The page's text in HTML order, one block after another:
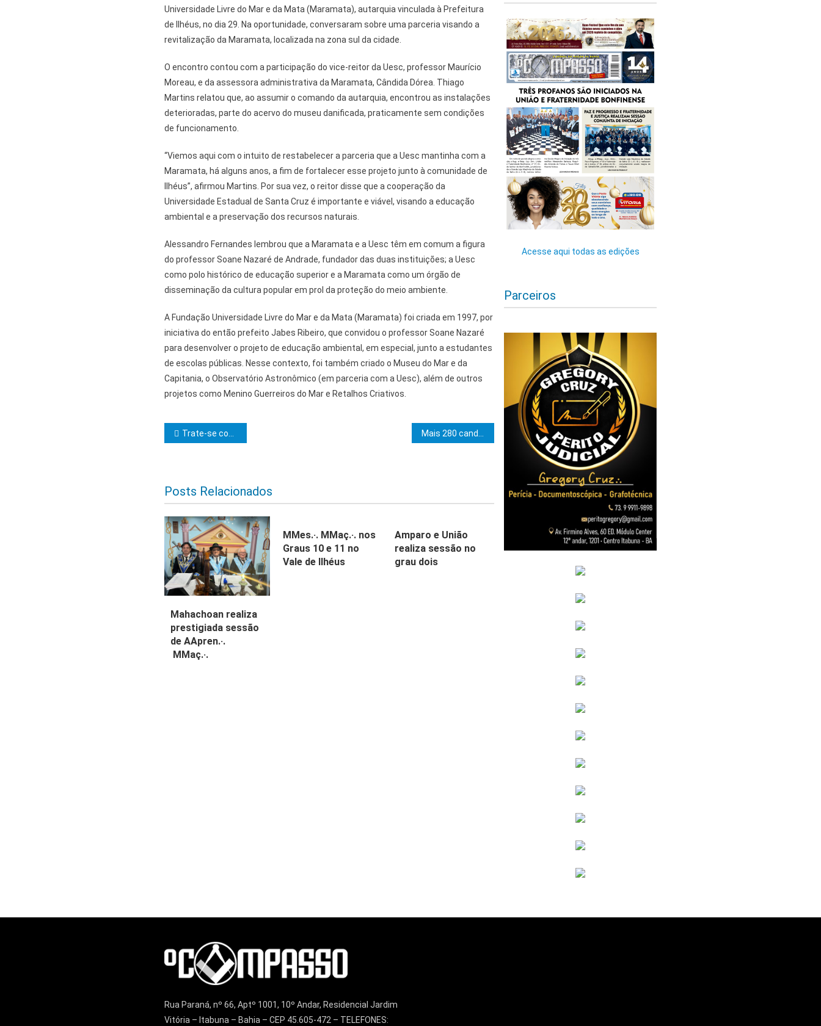
Universidade Livre do Mar e da Mata (Maramata), autarquia vinculada à Prefeitura
de Ilhéus, no dia 29. Na oportunidade, conversaram sobre uma parceria visando a
revitalização da Maramata, localizada na zona sul da cidade.
O encontro contou com a participação do vice-reitor da Uesc, professor Maurício
Moreau, e da assessora administrativa da Maramata, Cândida Dórea. Thiago
Martins relatou que, ao assumir o comando da autarquia, encontrou as instalações
deterioradas, parte do acervo do museu danificada, praticamente sem condições
de funcionamento.
“Viemos aqui com o intuito de restabelecer a parceria que a Uesc mantinha com a
Maramata, há alguns anos, a fim de fortalecer esse projeto junto à comunidade de
Ilhéus”, afirmou Martins. Por sua vez, o reitor disse que a cooperação da
Universidade Estadual de Santa Cruz é importante e viável, visando a educação
ambiental e a preservação dos recursos naturais.
Alessandro Fernandes lembrou que a Maramata e a Uesc têm em comum a figura
do professor Soane Nazaré de Andrade, fundador das duas instituições; a Uesc
como polo histórico de educação superior e a Maramata como um órgão de
disseminação da cultura popular em prol da proteção do meio ambiente.
A Fundação Universidade Livre do Mar e da Mata (Maramata) foi criada em 1997, por
iniciativa do então prefeito Jabes Ribeiro, que convidou o professor Soane Nazaré
para desenvolver o projeto de educação ambiental, em especial, junto a estudantes
de escolas públicas. Nesse contexto, foi também criado o Museu do Mar e da
Capitania, o Observatório Astronômico (em parceria com a Uesc), além de outros
projetos como Menino Guerreiros do Mar e Retalhos Criativos.
Navegação de Post
Trate-se com carinho
Posts Relacionados
Mahachoan realiza
prestigiada sessão
de AApren.·.
MMaç.·.
MMes.·. MMaç.·. nos
Graus 10 e 11 no
Vale de Ilhéus
Amparo e União
realiza sessão no
grau dois
Acesse aqui todas as edições
Parceiros
Rua Paraná, nº 66, Aptº 1001, 10º Andar, Residencial Jardim
Vitória – Itabuna – Bahia – CEP 45.605-472 – TELEFONES: